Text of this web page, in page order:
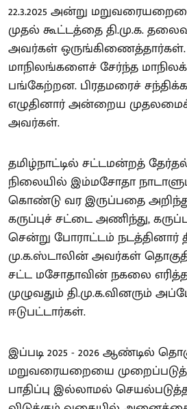
22.3.2025 அன்று
முதல் கூட்டத்தை தி.மு.க.
அவர்கள் ஒருங்கிணைத்தார்கள்.
மாநிலங்களைச் சேர்ந்த
பங்கேற்றன. பிரதமரைச்
எழுதினார் அன்றைய
அவர்கள்.
தமிழ்நாட்டில் சட்டமன்றத்
நிலையில் இம்மசோதா
கொண்டு வர இருப்பதை அறிந்து,
கருப்புச் சட்டை அணிந்து,
சென்று போராட்டம் நடத்தினார்
மு.க.ஸ்டாலின் அவர்கள்
சட்ட மசோதாவின் நகலை
முழுவதும் தி.மு.க.வினரும்
ஈடுபட்டார்கள்.
இப்படி 2025 - 2026 ஆண்டில்
மறுவரையறையை
பாதிப்பு இல்லாமல்